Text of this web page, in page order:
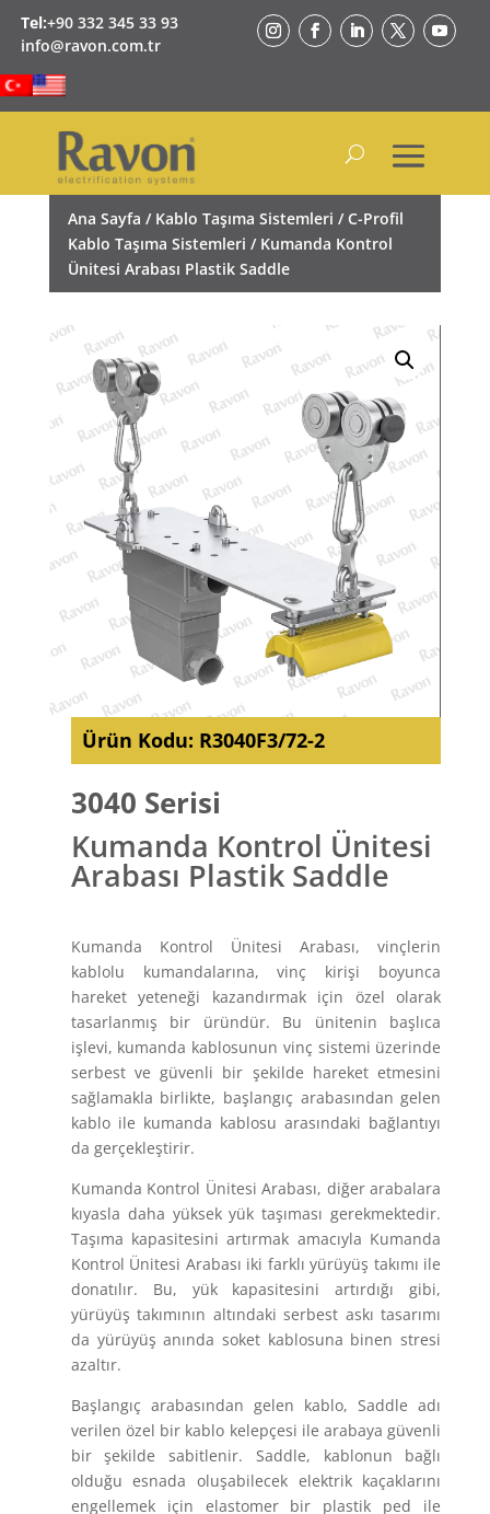
Tel:+90 332 345 33 93
info@ravon.com.tr
Ana Sayfa / Kablo Taşıma Sistemleri / C-Profil
Kablo Taşıma Sistemleri / Kumanda Kontrol
Ünitesi Arabası Plastik Saddle
Ürün Kodu: R3040F3/72-2
3040 Serisi
Kumanda Kontrol Ünitesi
Arabası Plastik Saddle
Kumanda Kontrol Ünitesi Arabası, vinçlerin
kablolu kumandalarına, vinç kirişi boyunca
hareket yeteneği kazandırmak için özel olarak
tasarlanmış bir üründür. Bu ünitenin başlıca
işlevi, kumanda kablosunun vinç sistemi üzerinde
serbest ve güvenli bir şekilde hareket etmesini
sağlamakla birlikte, başlangıç arabasından gelen
kablo ile kumanda kablosu arasındaki bağlantıyı
da gerçekleştirir.
Kumanda Kontrol Ünitesi Arabası, diğer arabalara
kıyasla daha yüksek yük taşıması gerekmektedir.
Taşıma kapasitesini artırmak amacıyla Kumanda
Kontrol Ünitesi Arabası iki farklı yürüyüş takımı ile
donatılır. Bu, yük kapasitesini artırdığı gibi,
yürüyüş takımının altındaki serbest askı tasarımı
da yürüyüş anında soket kablosuna binen stresi
azaltır.
Başlangıç arabasından gelen kablo, Saddle adı
verilen özel bir kablo kelepçesi ile arabaya güvenli
bir şekilde sabitlenir. Saddle, kablonun bağlı
olduğu esnada oluşabilecek elektrik kaçaklarını
engellemek için elastomer bir plastik ped ile